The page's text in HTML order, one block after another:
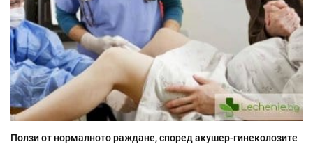
Ползи от нормалното раждане, според акушер-гинеколозите